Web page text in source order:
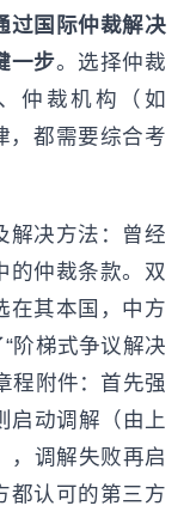
过国际仲裁解决
一步。选择仲裁
仲裁机构（如
，都需要综合考
解决方法：曾经
的仲裁条款。双
在其本国，中方
阶梯式争议解决
程附件：首先强
启动调解（由上
，调解失败再启
都认可的第三方